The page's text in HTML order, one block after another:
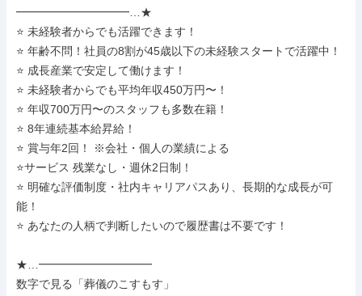
━━━━━━━━━━…★
⭐ 未経験者からでも活躍できます！
⭐ 年齢不問！社員の8割が45歳以下の未経験スタートで活躍中！
⭐ 成長産業で安定して働けます！
⭐ 未経験者からでも平均年収450万円〜！
⭐ 年収700万円〜のスタッフも多数在籍！
⭐ 8年連続基本給昇給！
⭐ 賞与年2回！ ※会社・個人の業績による
⭐サービス 残業なし・週休2日制！
⭐ 明確な評価制度・社内キャリアパスあり、長期的な成長が可
能！
⭐ あなたの人柄で判断したいので履歴書は不要です！
★…━━━━━━━━━━
数字で見る「葬儀のこすもす」